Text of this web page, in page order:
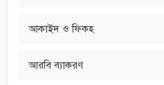
আকাইদ ও ফিকহ
আরবি ব্যাকরণ